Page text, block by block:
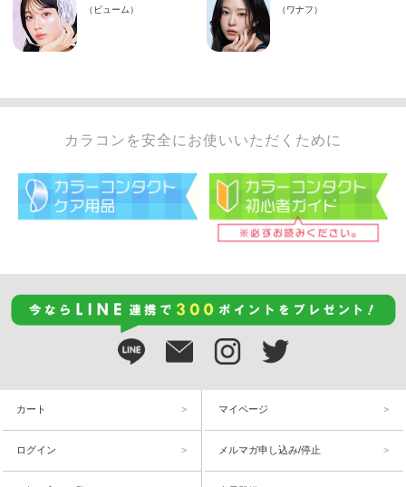
カラコンを安全にお使いいただくために
カート マイページ
ログイン メルマガ申し込み/停止